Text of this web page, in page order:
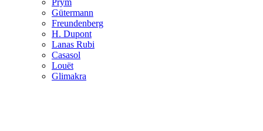
Prym
Gütermann
Freundenberg
H. Dupont
Lanas Rubi
Casasol
Louët
Glimakra